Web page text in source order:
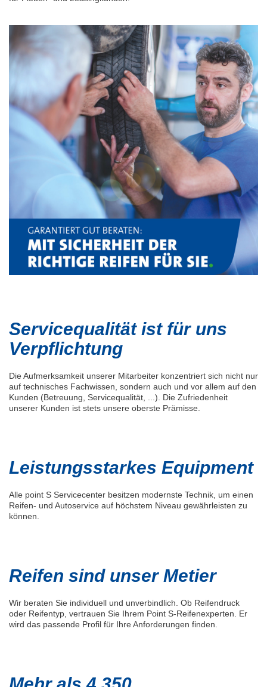
Servicequalität ist für uns
Verpflichtung
Die Aufmerksamkeit unserer Mitarbeiter konzentriert sich nicht nur
auf technisches Fachwissen, sondern auch und vor allem auf den
Kunden (Betreuung, Servicequalität, ...). Die Zufriedenheit
unserer Kunden ist stets unsere oberste Prämisse.
Leistungsstarkes Equipment
Alle point S Servicecenter besitzen modernste Technik, um einen
Reifen- und Autoservice auf höchstem Niveau gewährleisten zu
können.
Reifen sind unser Metier
Wir beraten Sie individuell und unverbindlich. Ob Reifendruck
oder Reifentyp, vertrauen Sie Ihrem Point S-Reifenexperten. Er
wird das passende Profil für Ihre Anforderungen finden.